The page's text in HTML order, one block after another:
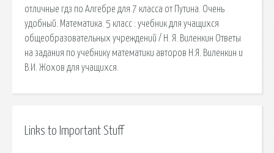
отличные гдз по Алгебре для 7 класса от Путина. Очень
удобный. Математика. 5 класс : учебник для учащихся
общеобразовательных учреждений / Н. Я. Виленкин Ответы
на задания по учебнику математики авторов Н.Я. Виленкин и
В.И. Жохов для учащихся.
Links to Important Stuff